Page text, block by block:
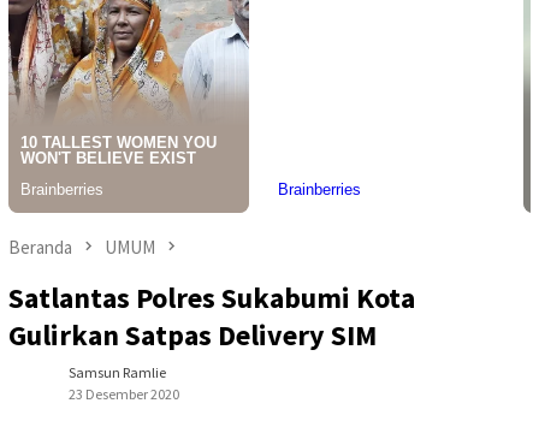
Beranda UMUM
Satlantas Polres Sukabumi Kota
Gulirkan Satpas Delivery SIM
Samsun Ramlie
23 Desember 2020